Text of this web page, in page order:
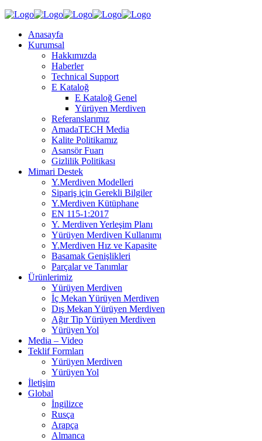
Anasayfa
Kurumsal
Hakkımızda
Haberler
Technical Support
E Kataloğ
E Kataloğ Genel
Yürüyen Merdiven
Referanslarımız
AmadaTECH Media
Kalite Politikamız
Asansör Fuarı
Gizlilik Politikası
Mimari Destek
Y.Merdiven Modelleri
Sipariş için Gerekli Bilgiler
Y.Merdiven Kütüphane
EN 115-1:2017
Y. Merdiven Yerleşim Planı
Yürüyen Merdiven Kullanımı
Y.Merdiven Hız ve Kapasite
Basamak Genişlikleri
Parçalar ve Tanımlar
Ürünlerimiz
Yürüyen Merdiven
İç Mekan Yürüyen Merdiven
Dış Mekan Yürüyen Merdiven
Ağır Tip Yürüyen Merdiven
Yürüyen Yol
Media – Video
Teklif Formları
Yürüyen Merdiven
Yürüyen Yol
İletişim
Global
İngilizce
Rusça
Arapça
Almanca